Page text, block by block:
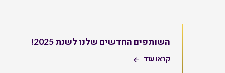
השותפים החדשים שלנו לשנת 2025!
קראו עוד